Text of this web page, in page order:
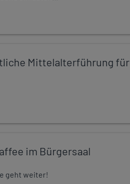
Mittelalterführung für
im Bürgersaal
geht weiter!